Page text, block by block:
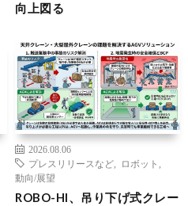
向上図る
2026.08.06
プレスリリースなど
ロボット
動向/展望
ROBO-HI、吊り下げ式クレー